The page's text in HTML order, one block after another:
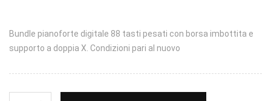
Bundle pianoforte digitale 88 tasti pesati con borsa imbottita e
supporto a doppia X. Condizioni pari al nuovo